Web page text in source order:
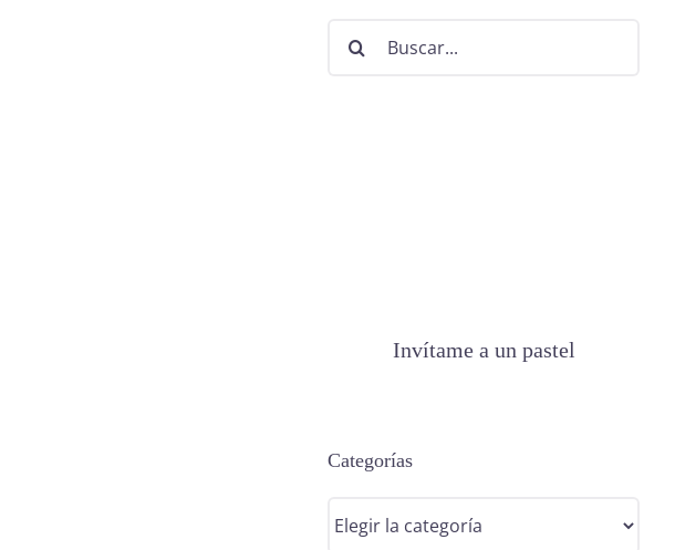
Invítame a un pastel
Categorías